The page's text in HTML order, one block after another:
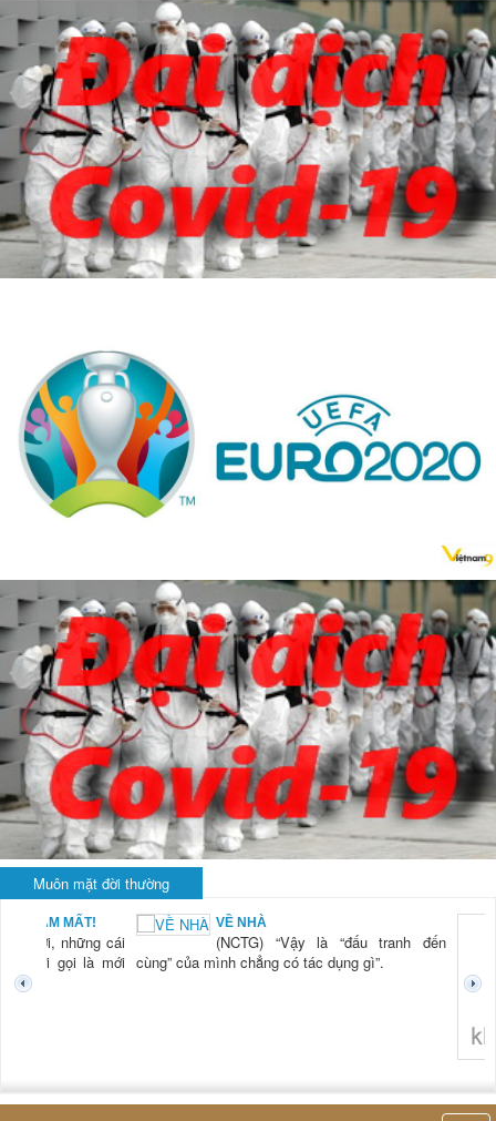
Muôn mặt đời thường
NAM MẤT!
“Xời, những cái
mới gọi là mới
VỀ NHÀ
(NCTG) “Vậy là “đấu tranh đến
cùng” của mình chẳng có tác dụng gì”.